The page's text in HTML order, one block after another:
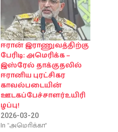
ஈரான் இராணுவத்திற்கு
பேரிடி: அமெரிக்க –
இஸ்ரேல் தாக்குதலில்
ஈரானிய புரட்சிகர
காவல்படையின்
ஊடகப்பேச்சாளர்உயிரி
ழப்பு!
2026-03-20
In "அமொிக்கா"